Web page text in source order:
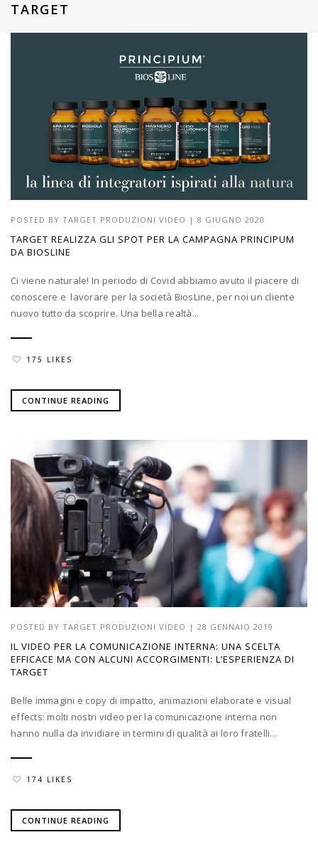
TARGET
POSTED BY TARGET PRODUZIONI VIDEO | 8 GIUGNO 2020
TARGET REALIZZA GLI SPOT PER LA CAMPAGNA PRINCIPUM
DA BIOSLINE
Ci viene naturale! In periodo di Covid abbiamo avuto il piacere di
conoscere e lavorare per la società BiosLine, per noi un cliente
nuovo tutto da scoprire. Una bella realtà...
175 LIKES
CONTINUE READING
POSTED BY TARGET PRODUZIONI VIDEO | 28 GENNAIO 2019
IL VIDEO PER LA COMUNICAZIONE INTERNA: UNA SCELTA
EFFICACE MA CON ALCUNI ACCORGIMENTI: L’ESPERIENZA DI
TARGET
Belle immagini e copy di impatto, animazioni elaborate e visual
effects: molti nostri video per la comunicazione interna non
hanno nulla da invidiare in termini di qualità ai loro fratelli...
174 LIKES
CONTINUE READING